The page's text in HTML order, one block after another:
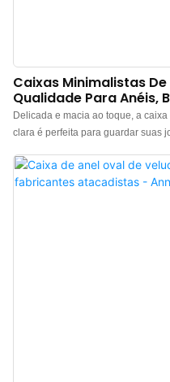
Caixas Minimalistas
Qualidade Para Anéis,
- Annaigee
Delicada e macia ao toque, a
clara é perfeita para guardar suas
mantém a sofisticação. O design
qualquer joia que você guarde